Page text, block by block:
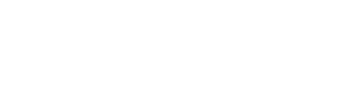
Il rispetto dei diritti umani, della salute e della sicurezza
La tutela dell’ambiente, dei consumi energetici e idrici,
La gestione dei rifiuti e il contributo allo sviluppo delle
presenta numerose affinità e requisiti
inoltre numerose delle linee di comportamento etico